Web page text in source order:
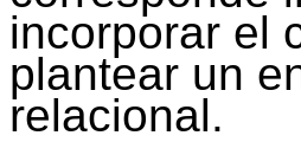
incorporar el
plantear un
relacional.